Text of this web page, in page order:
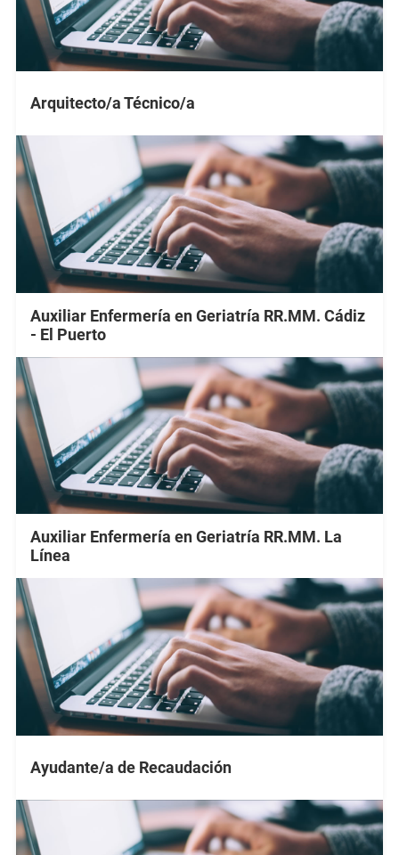
Arquitecto/a Técnico/a
Auxiliar Enfermería en Geriatría RR.MM. Cádiz
- El Puerto
Auxiliar Enfermería en Geriatría RR.MM. La
Línea
Ayudante/a de Recaudación